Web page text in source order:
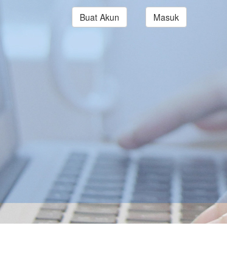
Buat Akun Masuk